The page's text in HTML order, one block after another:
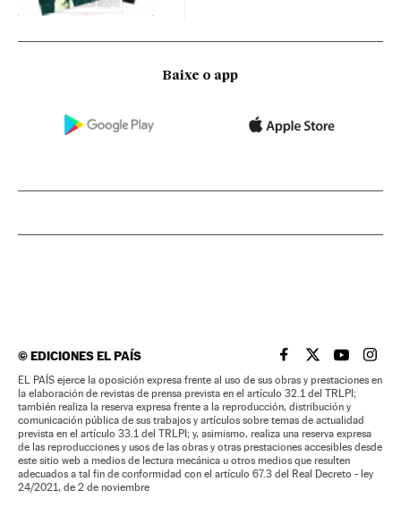
Baixe o app
©EDICIONES EL PAÍS EL PAÍS BRASIL EN
EL PAÍSEL PAÍS
EL
EL PAÍS ejerce la oposición expresa frente al uso de sus obras y prestaciones en
la elaboración de revistas de prensa prevista en el artículo 32.1 del TRLPI;
también realiza la reserva expresa frente a la reproducción, distribución y
comunicación pública de sus trabajos y artículos sobre temas de actualidad
prevista en el artículo 33.1 del TRLPI; y, asimismo, realiza una reserva expresa
de las reproducciones y usos de las obras y otras prestaciones accesibles desde
este sitio web a medios de lectura mecánica u otros medios que resulten
adecuados a tal fin de conformidad con el artículo 67.3 del Real Decreto - ley
24/2021, de 2 de noviembre